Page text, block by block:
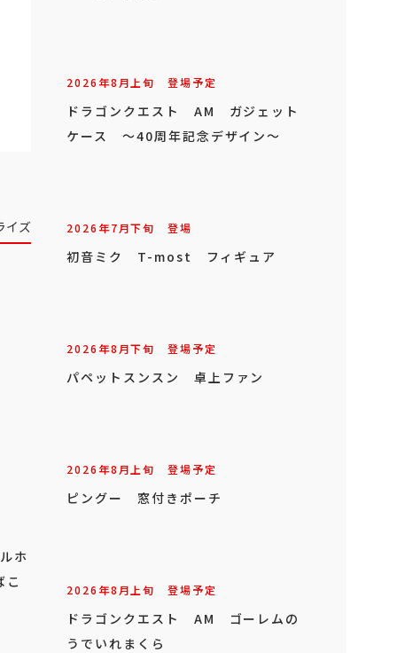
イズ
ホ
こ
2026年8月上旬 登場予定
ドラゴンクエスト AM ガジェット
ケース ～40周年記念デザイン～
2026年7月下旬 登場
初音ミク T-most フィギュア
2026年8月下旬 登場予定
パペットスンスン 卓上ファン
2026年8月上旬 登場予定
ピングー 窓付きポーチ
2026年8月上旬 登場予定
ドラゴンクエスト AM ゴーレムの
うでいれまくら